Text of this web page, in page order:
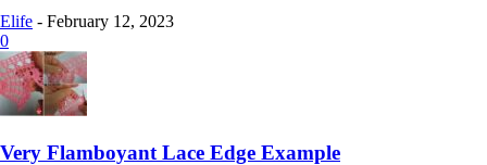
Elife - February 12, 2023
0
Very Flamboyant Lace Edge Example